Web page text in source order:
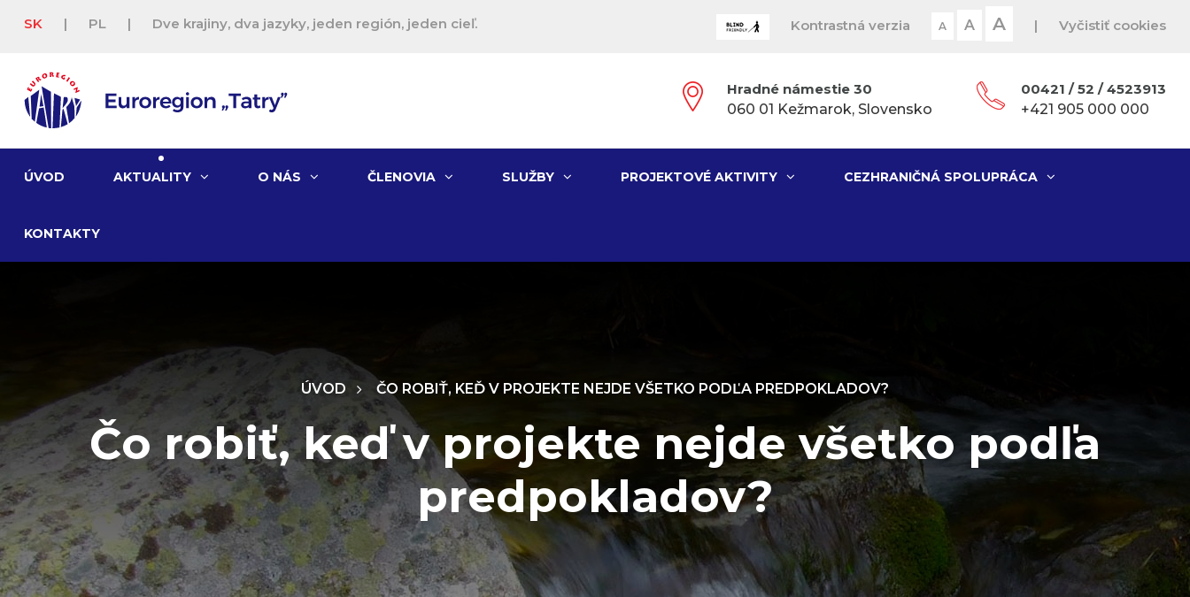
SK | PL | Dve krajiny, dva jazyky, jeden región, jeden cieľ. Kontrastná verzia A A A | Vyčistiť cookies
Hradné námestie 30
060 01 Kežmarok, Slovensko
00421 / 52 / 4523913
+421 905 000 000
ÚVOD AKTUALITY O NÁS ČLENOVIA SLUŽBY PROJEKTOVÉ AKTIVITY CEZHRANIČNÁ SPOLUPRÁCA
KONTAKTY
ÚVOD ČO ROBIŤ, KEĎ V PROJEKTE NEJDE VŠETKO PODĽA PREDPOKLADOV?
Čo robiť, keď v projekte nejde všetko podľa
predpokladov?